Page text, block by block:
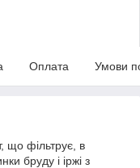
Оплата Умови
що фільтрує, в
бруду і іржі з